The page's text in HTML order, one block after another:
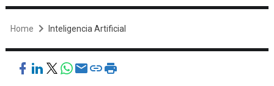
Home Inteligencia Artificial